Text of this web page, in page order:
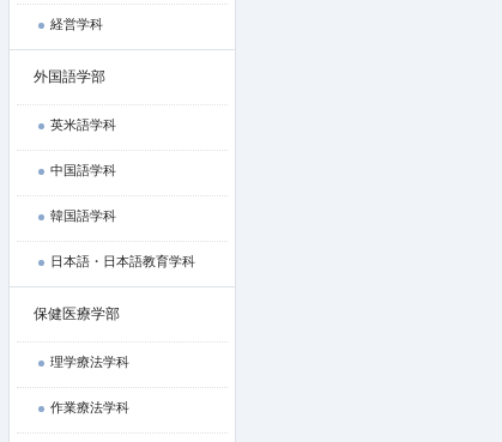
経営学科
外国語学部
英米語学科
中国語学科
韓国語学科
日本語・日本語教育学科
保健医療学部
理学療法学科
作業療法学科